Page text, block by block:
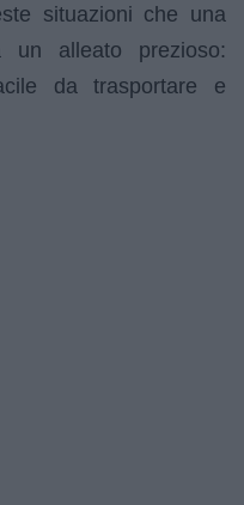
situazioni che una
un alleato prezioso:
da trasportare e